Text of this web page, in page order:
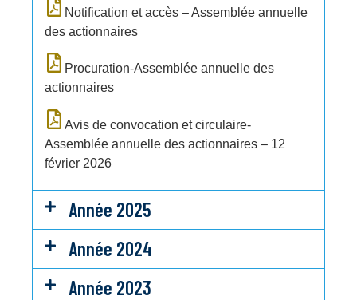
Notification et accès – Assemblée annuelle
des actionnaires
Procuration-Assemblée annuelle des
actionnaires
Avis de convocation et circulaire-
Assemblée annuelle des actionnaires – 12
février 2026
Année 2025
Année 2024
Année 2023